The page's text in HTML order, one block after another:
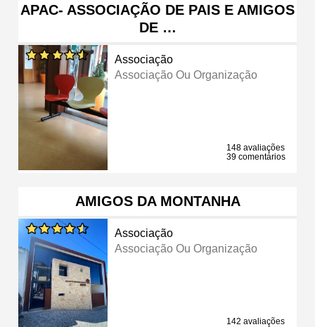
APAC- ASSOCIAÇÃO DE PAIS E AMIGOS
DE …
Associação
Associação Ou Organização
148 avaliações
39 comentários
AMIGOS DA MONTANHA
Associação
Associação Ou Organização
142 avaliações